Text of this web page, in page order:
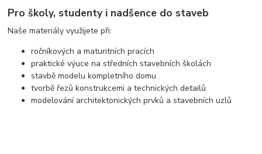
Pro školy, studenty i nadšence do staveb
Naše materiály využijete při:
ročníkových a maturitních pracích
praktické výuce na středních stavebních školách
stavbě modelu kompletního domu
tvorbě řezů konstrukcemi a technických detailů
modelování architektonických prvků a stavebních uzlů